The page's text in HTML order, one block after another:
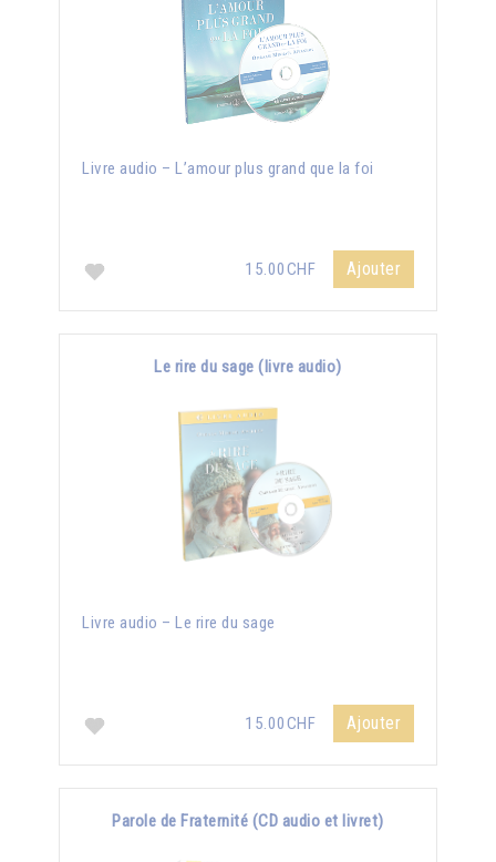
Livre audio – L’amour plus grand que la foi
15.00CHF Ajouter
Le rire du sage (livre audio)
Livre audio – Le rire du sage
15.00CHF Ajouter
Parole de Fraternité (CD audio et livret)